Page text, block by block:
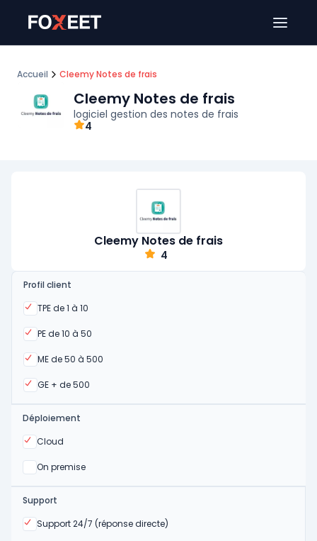
Accueil Cleemy Notes de frais
Cleemy Notes de frais
logiciel gestion des notes de frais
4
Cleemy Notes de frais
4
Profil client
TPE de 1 à 10
Oui
PE de 10 à 50
Oui
ME de 50 à 500
Oui
GE + de 500
Oui
Déploiement
Cloud
Oui
On premise
Oui
Support
Support 24/7 (réponse directe)
Oui